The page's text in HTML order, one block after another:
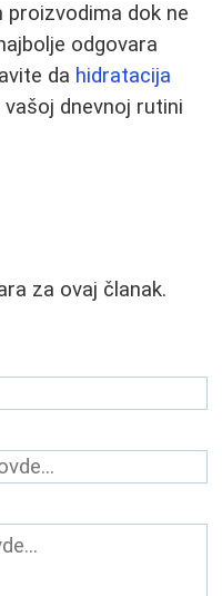
dok ne
odgovara
da hidratacija
dnevnoj rutini
za ovaj članak.